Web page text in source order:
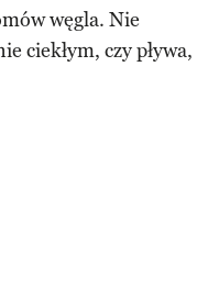
węgla. Nie
ciekłym, czy pływa,